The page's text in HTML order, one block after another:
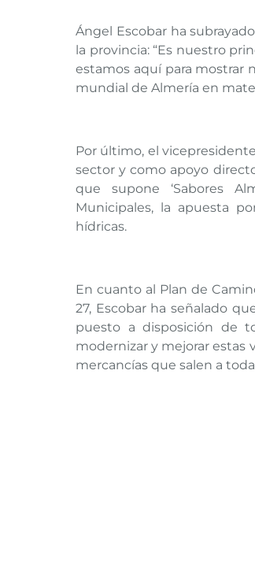
Ángel Escobar ha
la provincia: “Es nuestro
estamos aquí para mostrar
mundial de Almería en
Por último, el
sector y como apoyo
que supone ‘Sabores
Municipales, la apuesta
hídricas.
En cuanto al Plan de
27, Escobar ha señalado
puesto a disposición de
modernizar y mejorar estas
mercancías que salen a